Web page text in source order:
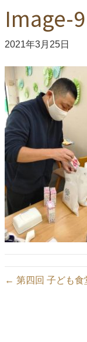
Image-9
2021年3月25日
← 第四回 子ども食